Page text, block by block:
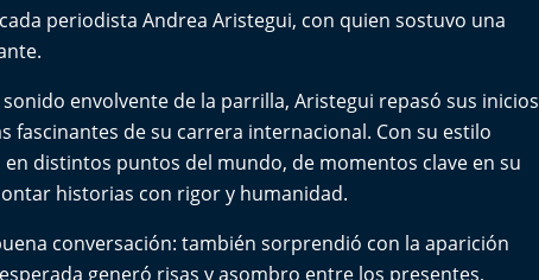
periodista Andrea Aristegui, con quien sostuvo una
envolvente de la parrilla, Aristegui repasó sus inicios
fascinantes de su carrera internacional. Con su estilo
distintos puntos del mundo, de momentos clave en su
historias con rigor y humanidad.
conversación: también sorprendió con la aparición
generó risas y asombro entre los presentes,